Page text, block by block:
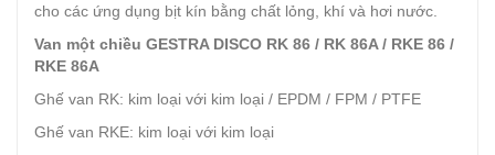
cho các ứng dụng bịt kín bằng chất lỏng, khí và hơi nước.
Van một chiều GESTRA DISCO RK 86 / RK 86A / RKE 86 /
RKE 86A
Ghế van RK: kim loại với kim loại / EPDM / FPM / PTFE
Ghế van RKE: kim loại với kim loại